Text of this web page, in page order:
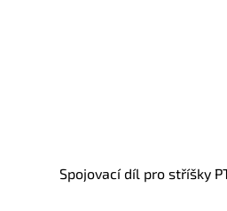
Spojovací díl pro stříšky